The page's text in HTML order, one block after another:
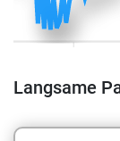
Langsame